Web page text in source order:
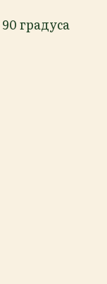
90 градуса